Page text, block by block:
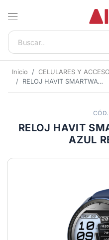
Inicio CELULARES Y
RELOJ HAVIT SMARTWATCH M9056 AZUL REC/LLAM
RELOJ HAVIT
AZUL